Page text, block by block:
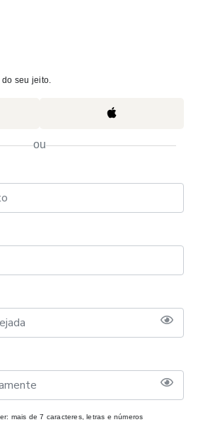
seu jeito.
ou
mais de 7 caracteres, letras e números